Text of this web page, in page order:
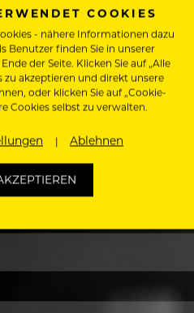
COOKIES
- nähere Informationen dazu
Benutzer finden Sie in unserer
der Seite. Klicken Sie auf „Alle
zu akzeptieren und direkt unsere
oder klicken Sie auf „Cookie-
Cookies selbst zu verwalten.
Ablehnen